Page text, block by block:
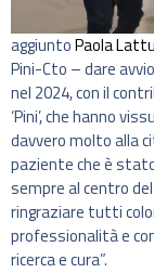
aggiuntoPaola
Pini-Cto – dare
nel 2024, con il
‘Pini’, che hanno
davvero molto alla
paziente che è
sempre al centro
ringraziare tutti
professionalità e
ricerca e cura”.